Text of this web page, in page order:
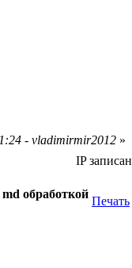
- vladimirmir2012»
IP записан
обработкой
Печать